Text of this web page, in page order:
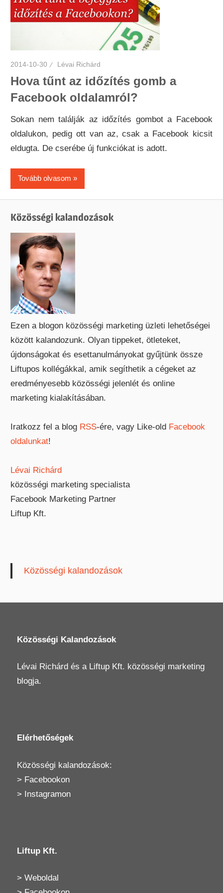
2014-10-30 Lévai Richárd
Hova tűnt az időzítés gomb a
Facebook oldalamról?
Sokan nem találják az időzítés gombot a Facebook
oldalukon, pedig ott van az, csak a Facebook kicsit
eldugta. De cserébe új funkciókat is adott.
Tovább olvasom
Közösségi kalandozások
Ezen a blogon közösségi marketing üzleti lehetőségei
között kalandozunk. Olyan tippeket, ötleteket,
újdonságokat és esettanulmányokat gyűjtünk össze
Liftupos kollégákkal, amik segíthetik a cégeket az
eredményesebb közösségi jelenlét és online
marketing kialakításában.
Iratkozz fel a blog RSS-ére, vagy Like-old Facebook
oldalunkat!
Lévai Richárd
közösségi marketing specialista
Facebook Marketing Partner
Liftup Kft.
Közösségi kalandozások
Közösségi Kalandozások
Lévai Richárd és a Liftup Kft. közösségi marketing
blogja.
Elérhetőségek
Közösségi kalandozások:
> Facebookon
> Instagramon
Liftup Kft.
> Weboldal